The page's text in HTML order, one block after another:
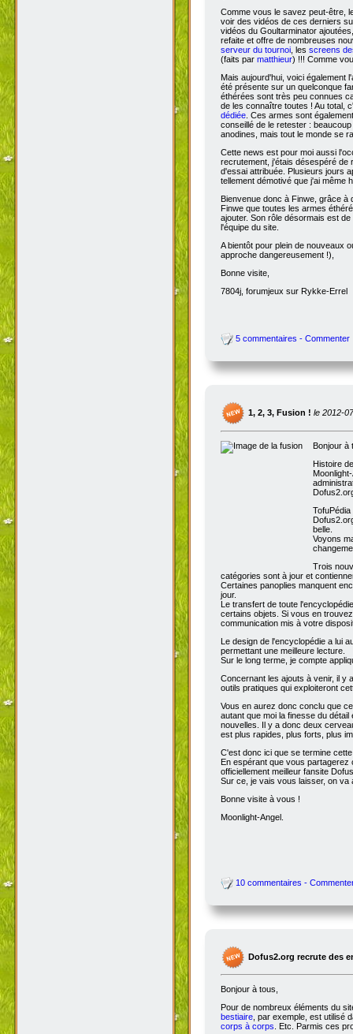
Comme vous le savez peut-être,
voir des vidéos de ces derniers
vidéos du Goultarminator
refaite et offre de nombreuses
serveur du tournoi, les screens
(faits par matthieur) !!! Comme
Mais aujourd'hui, voici également
été présente sur un quelconque
éthérées sont très peu connues
de les connaître toutes ! Au total,
dédiée. Ces armes sont
conseillé de le retester :
anodines, mais tout le monde se
Cette news est pour moi aussi
recrutement, j'étais désespéré de
d'essai attribuée. Plusieurs jours
tellement démotivé que j'ai même
Bienvenue donc à Finwe, grâce
Finwe que toutes les armes
ajouter. Son rôle désormais est
l'équipe du site.
A bientôt pour plein de nouveaux
approche dangereusement !),
Bonne visite,
7804j, forumjeux sur Rykke-Errel
5 commentaires - Commenter
1, 2, 3, Fusion ! le 2012-
Bonjour à
Histoire
belle.
Voyons
Trois
catégories sont à jour et
Certaines panoplies manquent
jour.
Le transfert de toute
certains objets. Si vous en
communication mis à votre
Le design de l'encyclopédie a lui
permettant une meilleure lecture.
Sur le long terme, je compte
Concernant les ajouts à venir, il y
outils pratiques qui exploiteront
Vous en aurez donc conclu que
autant que moi la finesse du
nouvelles. Il y a donc deux
est plus rapides, plus forts, plus
C'est donc ici que se termine
En espérant que vous
officiellement meilleur fansite
Sur ce, je vais vous laisser, on va
Bonne visite à vous !
Moonlight-Angel.
10 commentaires -
Dofus2.org recrute des
Bonjour à tous,
Pour de nombreux éléments du
bestiaire, par exemple, est utilisé
corps à corps. Etc. Parmis ces